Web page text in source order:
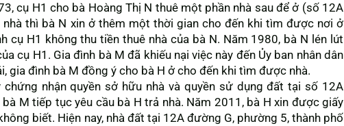
cụ H1 cho bà Hoàng Thị N thuê một phần nhà sau để ở (số 12A
thì bà N xin ở thêm một thời gian cho đến khi tìm được nơi ở
cụ H1 không thu tiền thuê nhà của bà N. Năm 1980, bà N lén lút
cụ H1. Gia đình bà M đã khiếu nại việc này đến Ủy ban nhân dân
gia đình bà M đồng ý cho bà H ở cho đến khi tìm được nhà.
nhận quyền sở hữu nhà và quyền sử dụng đất tại số 12A
M tiếp tục yêu cầu bà H trả nhà. Năm 2011, bà H xin được giấy
biết. Hiện nay, nhà đất tại 12A đường G, phường 5, thành phố